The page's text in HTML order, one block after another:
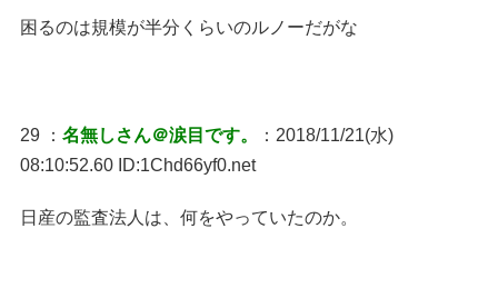
困るのは規模が半分くらいのルノーだがな
29 ： 名無しさん＠涙目です。
：2018/11/21(水)
08:10:52.60 ID:1Chd66yf0.net
日産の監査法人は、何をやっていたのか。